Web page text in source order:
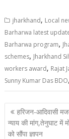
jharkhand, Local
Barharwa latest
Barharwa program,
schemes, Jharkhand
workers award, Rajat
Sunny Kumar Das BDO
Post
navigation
हरिजन-आदिवासी
न्याय की मांग,तेनुघाट में
को सौंपा ज्ञापन